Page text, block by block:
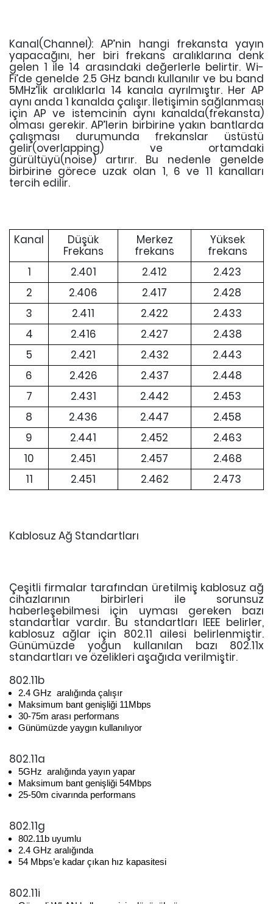
Kanal(Channel): AP’nin hangi frekansta yayın
yapacağını, her biri frekans aralıklarına denk
gelen 1 ile 14 arasındaki değerlerle belirtir. Wi-
Fi’de genelde 2.5 GHz bandı kullanılır ve bu band
5MHz’lik aralıklarla 14 kanala ayrılmıştır. Her AP
aynı anda 1 kanalda çalışır. İletişimin sağlanması
için AP ve istemcinin aynı kanalda(frekansta)
olması gerekir. AP’lerin birbirine yakın bantlarda
çalışması durumunda frekanslar üstüstü
gelir(overlapping) ve ortamdaki
gürültüyü(noise) artırır. Bu nedenle genelde
birbirine görece uzak olan 1, 6 ve 11 kanalları
tercih edilir.
Kanal Düşük
Frekans
Merkez
frekans
Yüksek
frekans
1
2.401 2.412
2.423
2
2.406 2.417
2.428
3
2.411 2.422
2.433
4
2.416 2.427
2.438
5
2.421 2.432
2.443
6
2.426 2.437
2.448
7
2.431 2.442
2.453
8
2.436 2.447
2.458
9
2.441 2.452
2.463
10
2.451 2.457
2.468
11
2.451 2.462 2.473
Kablosuz Ağ Standartları
Çeşitli firmalar tarafından üretilmiş kablosuz ağ
cihazlarının birbirleri ile sorunsuz
haberleşebilmesi için uyması gereken bazı
standartlar vardır. Bu standartları IEEE belirler,
kablosuz ağlar için 802.11 ailesi belirlenmiştir.
Günümüzde yoğun kullanılan bazı 802.11x
standartları ve özelikleri aşağıda verilmiştir.
802.11b
2.4 GHz aralığında çalışır
Maksimum bant genişliği 11Mbps
30-75m arası performans
Günümüzde yaygın kullanılıyor
802.11a
5GHz aralığında yayın yapar
Maksimum bant genişliği 54Mbps
25-50m civarında performans
802.11g
802.11b uyumlu
2.4 GHz aralığında
54 Mbps’e kadar çıkan hız kapasitesi
802.11i